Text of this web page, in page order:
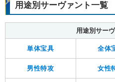
用途別サーヴァント一覧
用途別サー
単体宝具 全体
男性特攻 女性